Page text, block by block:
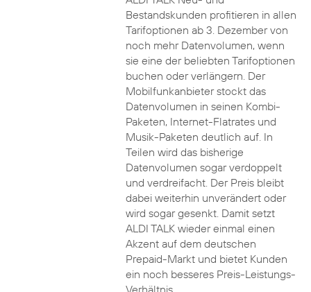
Bestandskunden profitieren in allen
Tarifoptionen ab 3. Dezember von
noch mehr Datenvolumen, wenn
sie eine der beliebten Tarifoptionen
buchen oder verlängern. Der
Mobilfunkanbieter stockt das
Datenvolumen in seinen Kombi-
Paketen, Internet-Flatrates und
Musik-Paketen deutlich auf. In
Teilen wird das bisherige
Datenvolumen sogar verdoppelt
und verdreifacht. Der Preis bleibt
dabei weiterhin unverändert oder
wird sogar gesenkt. Damit setzt
ALDI TALK wieder einmal einen
Akzent auf dem deutschen
Prepaid-Markt und bietet Kunden
ein noch besseres Preis-Leistungs-
Verhältnis.